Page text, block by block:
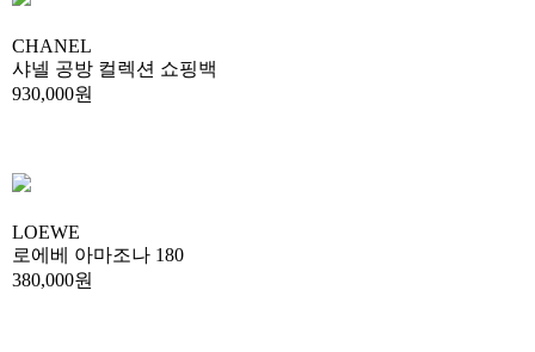
CHANEL
샤넬 공방 컬렉션 쇼핑백
930,000원
LOEWE
로에베 아마조나 180
380,000원